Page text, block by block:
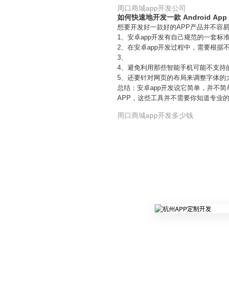
周口商城app开发公司
如何快速地开发一款 Android App
想要开发好一款好的APP产品并不容
1、安卓app开发有自己规范的一套标
2、在安卓app开发过程中，需要根据
3、
4、避免利用那些智能手机可能不支持
5、还要针对网页的布局来调整字体的
总结：安卓app开发说它简单，并不
APP，这些工具并不需要你知道专业
周口商城app开发多少钱